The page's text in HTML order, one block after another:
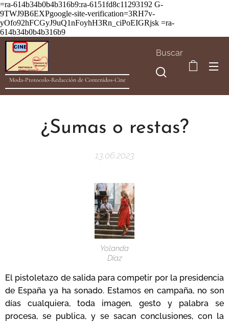
=ra-614b34b0b4b316b9:ra-6151fd8c11293192 G-
9TWJ9B6EXPgoogle-site-verification=3RH7v-
yOfo92hFCGyJ9uQ1nFoyhH3Rn_ciPoEIGRjsk =ra-
614b34b0b4b316b9
Moda-Protocolo-Redacción de Contenidos-Cine
Buscar
¿Sumas o restas?
13.06.2023
Yolanda
Díaz
El pistoletazo de salida para competir por la presidencia
de España ya ha sonado. Estamos en campaña, no son
días cualquiera, toda imagen, gesto y palabra se
procesa, se publica, y se sacan conclusiones, con la